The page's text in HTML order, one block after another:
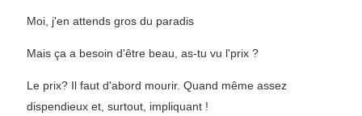
Moi, j'en attends gros du paradis
Mais ça a besoin d'être beau, as-tu vu l'prix ?
Le prix? Il faut d'abord mourir. Quand même assez
dispendieux et, surtout, impliquant !